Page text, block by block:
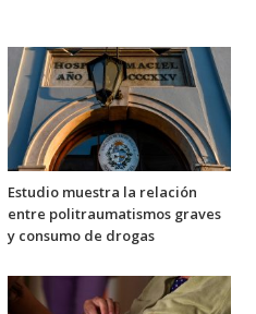
Estudio muestra la relación
entre politraumatismos graves
y consumo de drogas